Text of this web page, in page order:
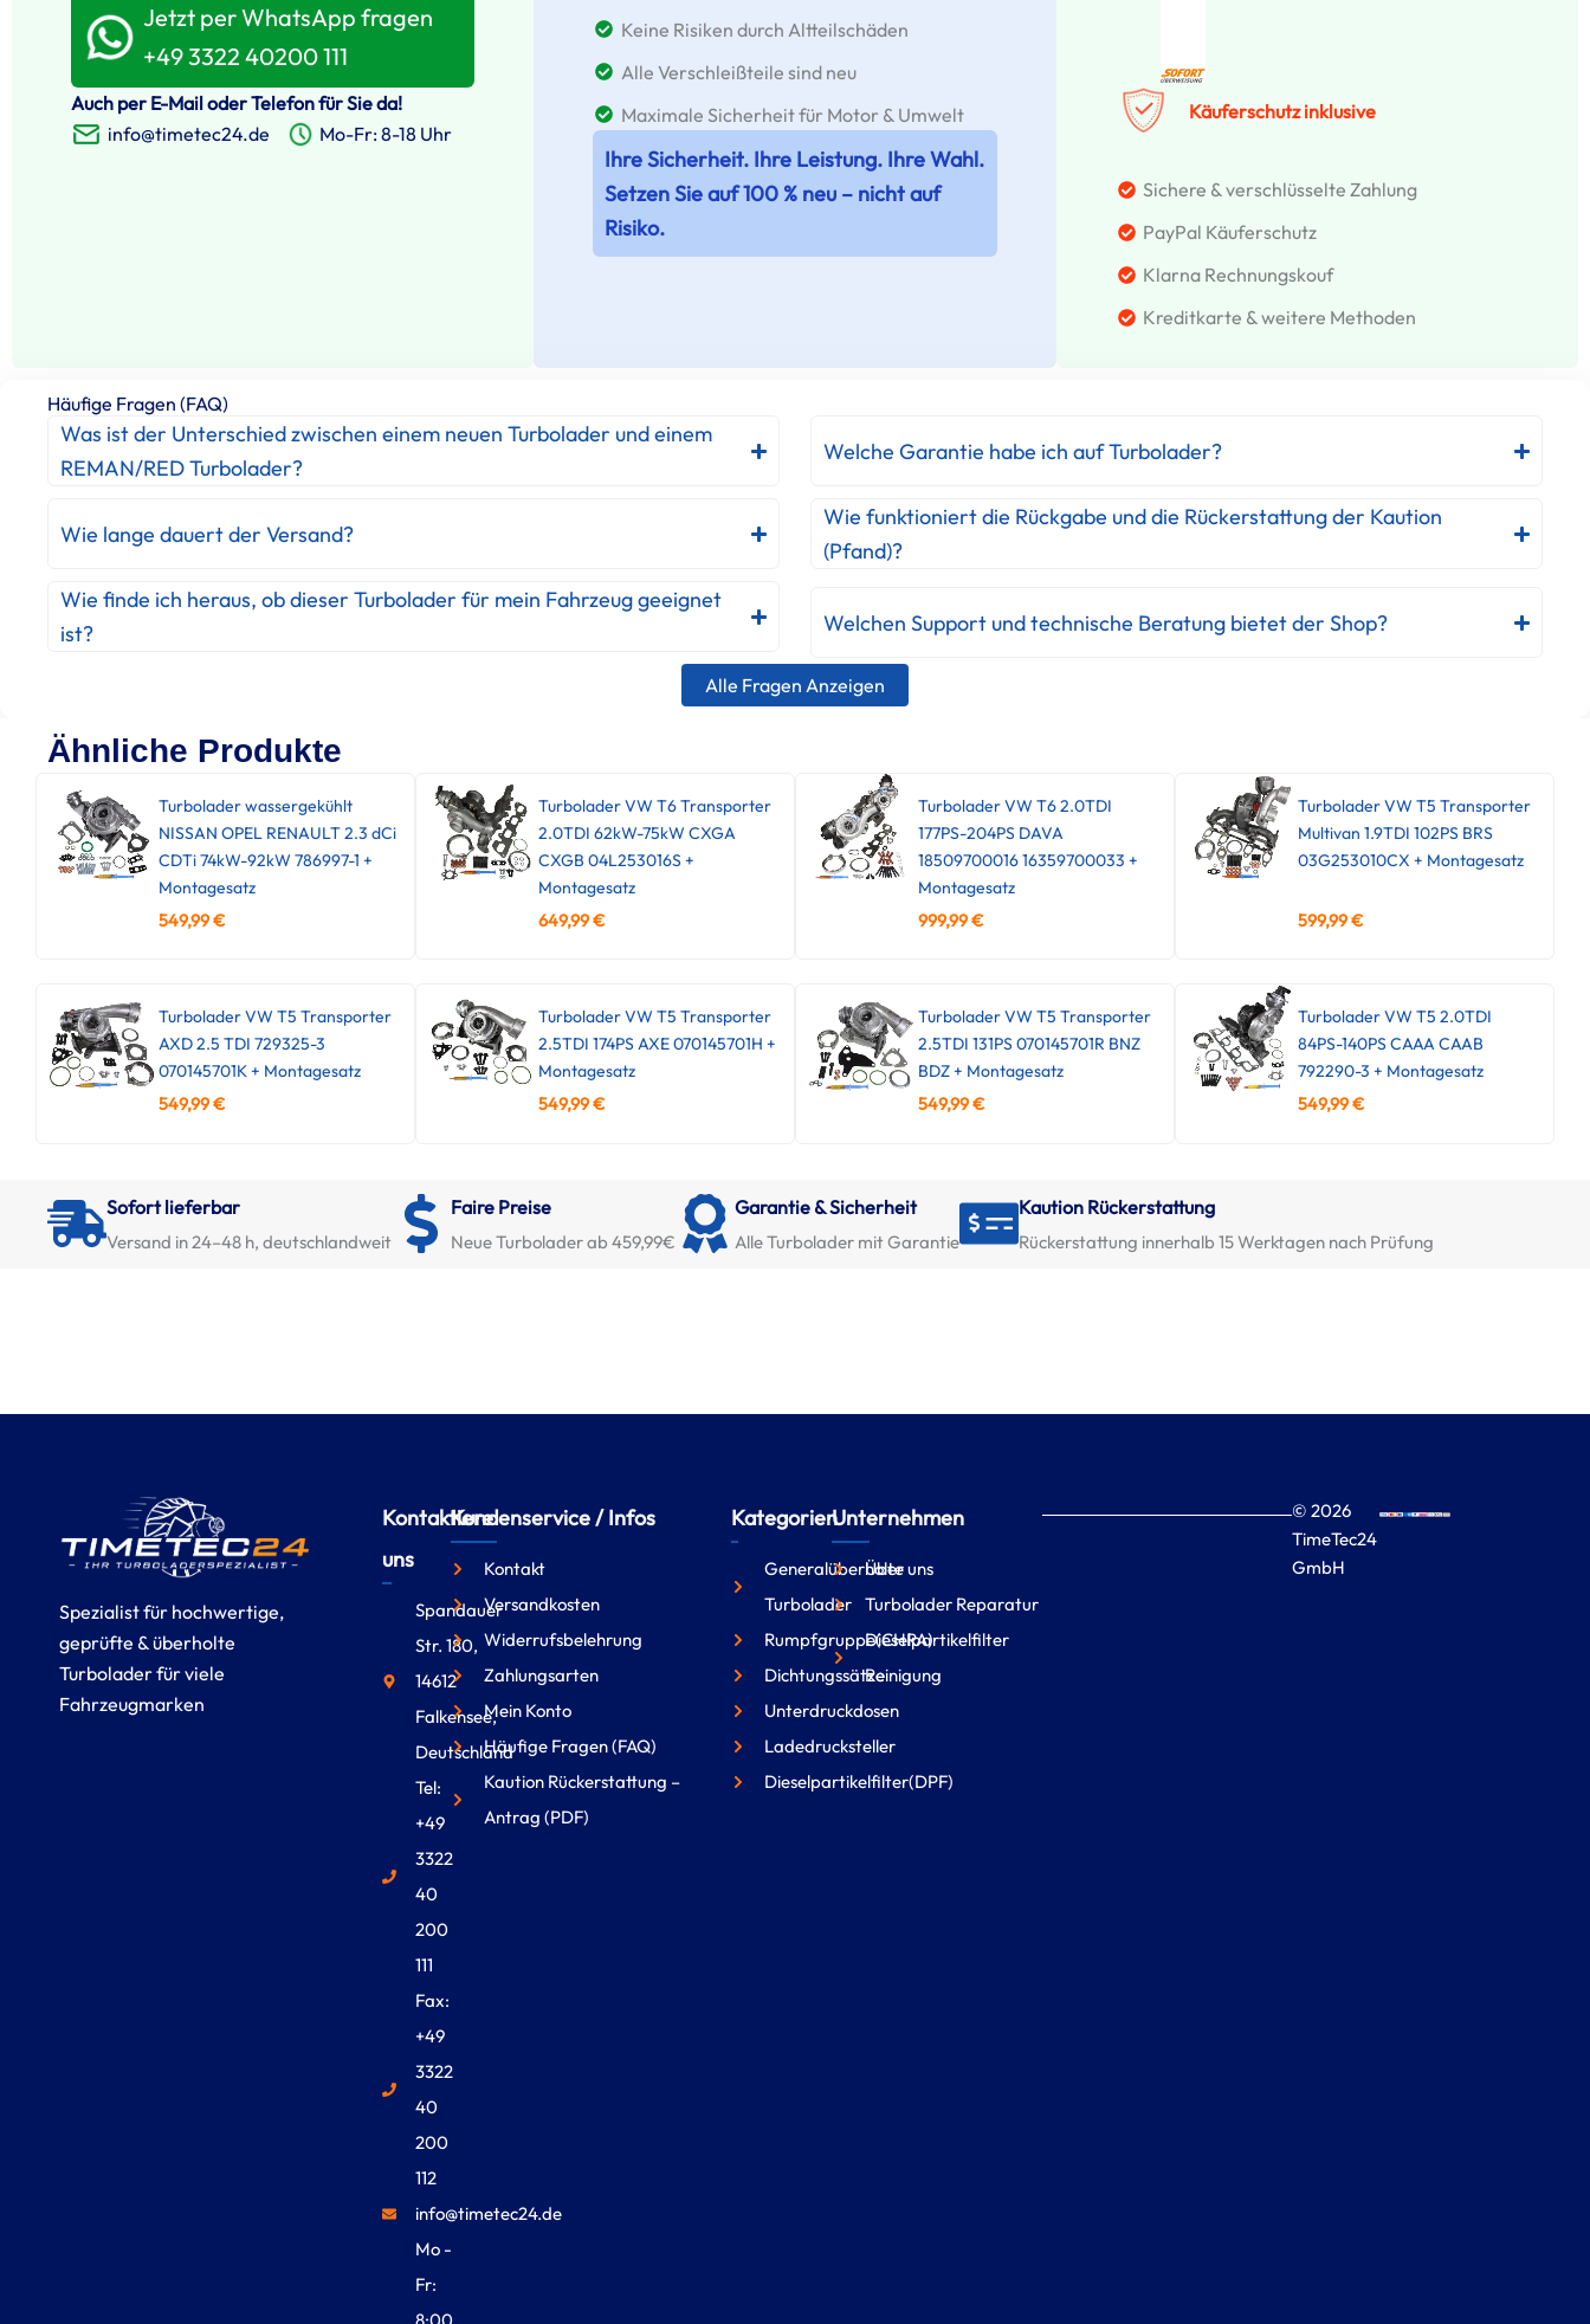
Jetzt per WhatsApp fragen
+49 3322 40200 111
Auch per E-Mail oder Telefon für Sie da!
info@timetec24.de
Mo-Fr: 8-18 Uhr
Keine Risiken durch Altteilschäden
Alle Verschleißteile sind neu
Maximale Sicherheit für Motor & Umwelt
Ihre Sicherheit. Ihre Leistung. Ihre Wahl.
Setzen Sie auf 100 % neu – nicht auf
Risiko.
Käuferschutz inklusive
Sichere & verschlüsselte Zahlung
PayPal Käuferschutz
Klarna Rechnungskouf
Kreditkarte & weitere Methoden
Häufige Fragen (FAQ)
Was ist der Unterschied zwischen einem neuen Turbolader und einem
REMAN/RED Turbolader?
Welche Garantie habe ich auf Turbolader?
Wie lange dauert der Versand?
Wie funktioniert die Rückgabe und die Rückerstattung der Kaution
(Pfand)?
Wie finde ich heraus, ob dieser Turbolader für mein Fahrzeug geeignet
ist?
Welchen Support und technische Beratung bietet der Shop?
Alle Fragen Anzeigen
Ähnliche Produkte
Turbolader wassergekühlt
NISSAN OPEL RENAULT 2.3 dCi
CDTi 74kW-92kW 786997-1 +
Montagesatz
549,99€
Turbolader VW T6 Transporter
2.0TDI 62kW-75kW CXGA
CXGB 04L253016S +
Montagesatz
649,99€
Turbolader VW T6 2.0TDI
177PS-204PS DAVA
18509700016 16359700033 +
Montagesatz
999,99€
Turbolader VW T5 Transporter
Multivan 1.9TDI 102PS BRS
03G253010CX + Montagesatz
599,99€
Turbolader VW T5 Transporter
AXD 2.5 TDI 729325-3
070145701K + Montagesatz
549,99€
Turbolader VW T5 Transporter
2.5TDI 174PS AXE 070145701H +
Montagesatz
549,99€
Turbolader VW T5 Transporter
2.5TDI 131PS 070145701R BNZ
BDZ + Montagesatz
549,99€
Turbolader VW T5 2.0TDI
84PS-140PS CAAA CAAB
792290-3 + Montagesatz
549,99€
Sofort lieferbar
Versand in 24–48 h, deutschlandweit
Faire Preise
Neue Turbolader ab 459,99€
Garantie & Sicherheit
Alle Turbolader mit Garantie
Kaution Rückerstattung
Rückerstattung innerhalb 15 Werktagen nach Prüfung
Spezialist für hochwertige,
geprüfte & überholte
Turbolader für viele
Fahrzeugmarken
Kontaktiere
uns
Spandauer
Str. 180,
14612
Falkensee,
Deutschland
Tel:
+49
3322
40
200
111
Fax:
+49
3322
40
200
112
info@timetec24.de
Mo -
Fr:
Kundenservice / Infos
Kontakt
Versandkosten
Widerrufsbelehrung
Zahlungsarten
Mein Konto
Häufige Fragen (FAQ)
Kaution Rückerstattung –
Antrag (PDF)
Kategorien
Generalüberholte
Turbolader
Rumpfgruppe(CHRA)
Dichtungssätze
Unterdruckdosen
Ladedrucksteller
Dieselpartikelfilter(DPF)
Unternehmen
Über uns
Turbolader Reparatur
Dieselpartikelfilter
Reinigung
© 2026
TimeTec24
GmbH